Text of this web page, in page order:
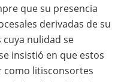
que su presencia
derivadas de su
nulidad se
insistió en que estos
litisconsortes